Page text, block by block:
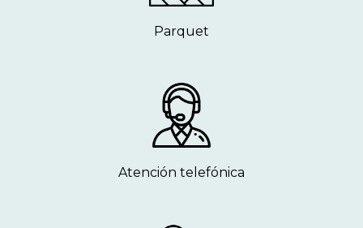
Parquet
Atención telefónica